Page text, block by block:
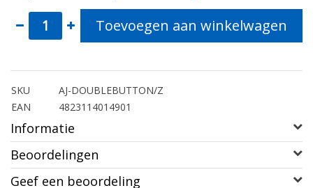
Toevoegen aan winkelwagen
SKU
AJ-DOUBLEBUTTON/Z
EAN
4823114014901
Informatie
Beoordelingen
Geef een beoordeling